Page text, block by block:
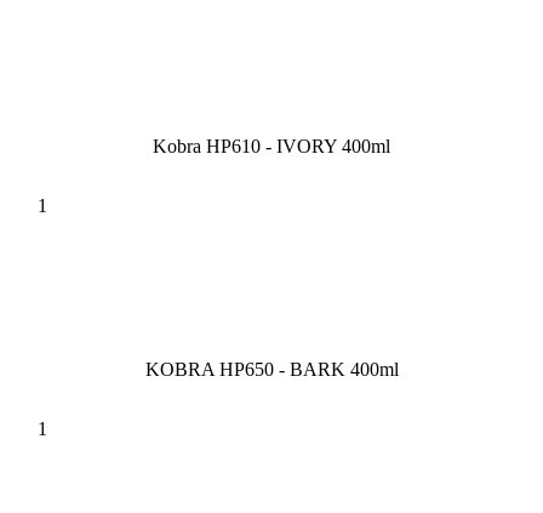
Kobra HP610 - IVORY 400ml
KOBRA HP650 - BARK 400ml